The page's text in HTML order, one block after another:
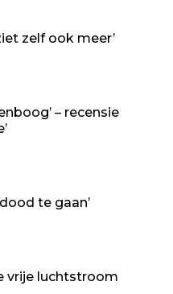
zelf ook meer’
– recensie
te gaan’
vrije luchtstroom